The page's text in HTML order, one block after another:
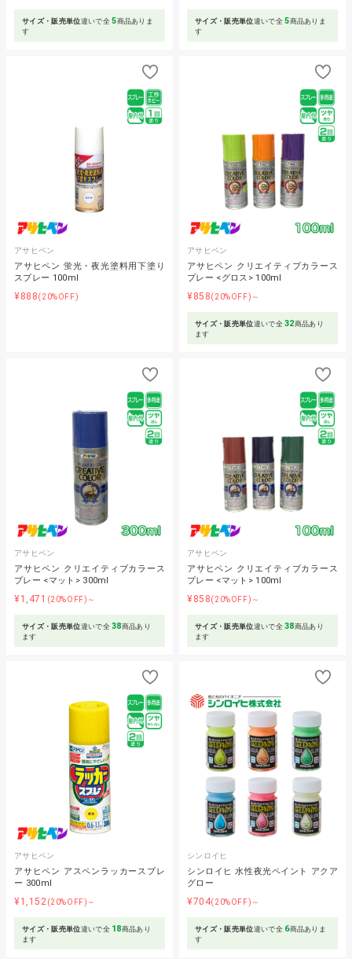
サイズ・販売単位違いで全5商品ありま
す
サイズ・販売単位違いで全5商品ありま
す
アサヒペン
アサヒペン 蛍光・夜光塗料用下塗り
スプレー 100ml
¥888(20%OFF)
アサヒペン
アサヒペン クリエイティブカラース
プレー <グロス> 100ml
¥858(20%OFF)～
サイズ・販売単位違いで全32商品あり
ます
アサヒペン
アサヒペン クリエイティブカラース
プレー <マット> 300ml
¥1,471 (20%OFF)～
サイズ・販売単位違いで全38商品あり
ます
アサヒペン
アサヒペン クリエイティブカラース
プレー <マット> 100ml
¥858(20%OFF)～
サイズ・販売単位違いで全38商品あり
ます
アサヒペン
アサヒペン アスペンラッカースプレ
ー 300ml
¥1,152 (20%OFF)～
サイズ・販売単位違いで全 18商品あり
ます
シンロイヒ
シンロイヒ 水性夜光ペイント アクア
グロー
¥704(20%OFF)～
サイズ・販売単位違いで全 6商品ありま
す